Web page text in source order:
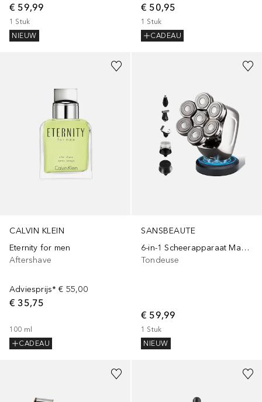
€ 59,99
1 Stuk
NIEUW
€ 50,95
1 Stuk
CADEAU
CALVIN KLEIN
Eternity for men
Aftershave
Adviesprijs* € 55,00
€ 35,75
100 ml
CADEAU
SANSBEAUTE
6-in-1 Scheerapparaat Mannen met Opzetstukken - Head en Face shaver - Waterproof
Tondeuse
€ 59,99
1 Stuk
NIEUW